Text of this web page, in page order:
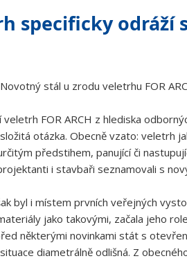
specificky odráží
stál u zrodu veletrhu FOR
veletrh FOR ARCH z hlediska
otázka. Obecně vzato: veletrh
předstihem, panující či
i stavbaři seznamovali s
byl i místem prvních veřejných
jako takovými, začala jeho
některými novinkami stát s
diametrálně odlišná. Z